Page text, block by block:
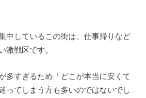
中しているこの街は、仕事帰りなど
激戦区です。
多すぎるため「どこが本当に安くて
ってしまう方も多いのではないでし